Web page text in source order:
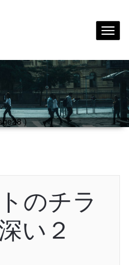
)
のチラ
い２